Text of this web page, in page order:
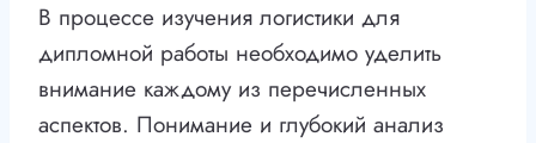
В процессе изучения логистики для
дипломной работы необходимо уделить
внимание каждому из перечисленных
аспектов. Понимание и глубокий анализ